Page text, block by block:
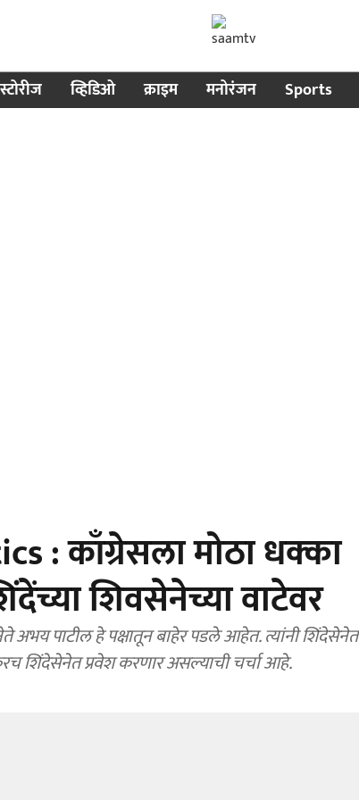
व्हिडिओ क्राइम मनोरंजन Sports
: काँग्रेसला मोठा धक्का
शिवसेनेच्या वाटेवर
पाटील हे पक्षातून बाहेर पडले आहेत. त्यांनी शिंदेसेनेत
शिंदेसेनेत प्रवेश करणार असल्याची चर्चा आहे.